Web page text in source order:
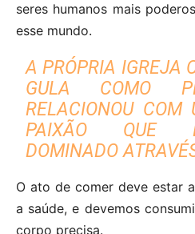
seres humanos mais
esse mundo.
A PRÓPRIA IGREJA
GULA COMO
RELACIONOU COM
PAIXÃO QUE
DOMINADO
O ato de comer deve estar
a saúde, e devemos
corpo precisa.